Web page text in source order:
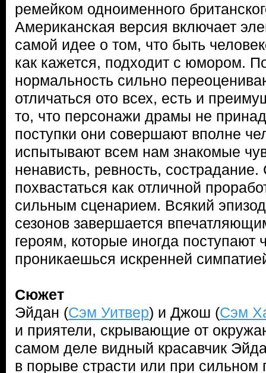
ремейком одноименного
Американская версия включает
самой идее о том, что быть
как кажется, подходит с юмором.
нормальность сильно
отличаться ото всех, есть и
то, что персонажи драмы не
поступки они совершают вполне
испытывают всем нам знакомые
ненависть, ревность,
похвастаться как отличной
сильным сценарием. Всякий
сезонов завершается
героям, которые иногда
проникаешься искренней
Сюжет
Эйдан (Сэм Уитвер) и Джош (Сэм
и приятели, скрывающие от
самом деле видный красавчик
в порыве страсти или при сильном